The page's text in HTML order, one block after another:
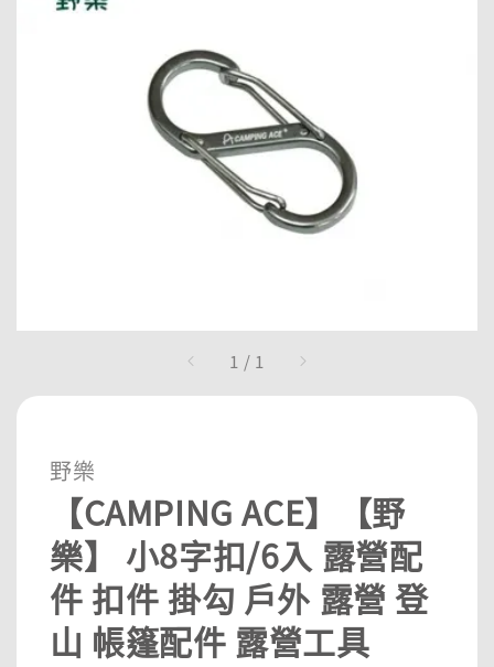
1 / 1
野樂
【CAMPING ACE】【野
樂】 小8字扣/6入 露營配
件 扣件 掛勾 戶外 露營 登
山 帳篷配件 露營工具